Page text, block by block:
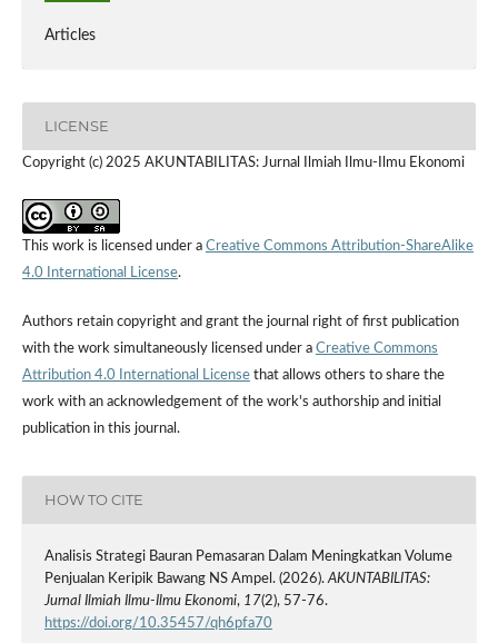
Articles
LICENSE
Copyright (c) 2025 AKUNTABILITAS: Jurnal Ilmiah Ilmu-Ilmu Ekonomi
This work is licensed under a Creative Commons Attribution-ShareAlike
4.0 International License.
Authors retain copyright and grant the journal right of first publication
with the work simultaneously licensed under a Creative Commons
Attribution 4.0 International Licensethat allows others to share the
work with an acknowledgement of the work's authorship and initial
publication in this journal.
HOW TO CITE
Analisis Strategi Bauran Pemasaran Dalam Meningkatkan Volume
Penjualan Keripik Bawang NS Ampel. (2026). AKUNTABILITAS:
Jurnal Ilmiah Ilmu-Ilmu Ekonomi, 17(2), 57-76.
https://doi.org/10.35457/qh6pfa70